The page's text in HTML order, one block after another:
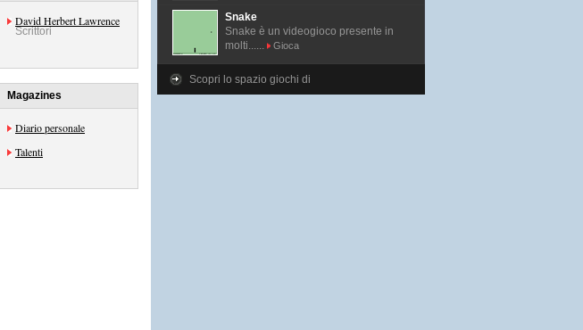
David Herbert Lawrence
Scrittori
Magazines
Diario personale
Talenti
Snake
Snake è un videogioco presente in
molti......
Gioca
Scopri lo spazio giochi di